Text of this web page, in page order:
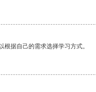
据自己的需求选择学习方式。